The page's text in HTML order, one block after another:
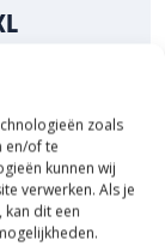
zoals
en/of te
kunnen wij
verwerken. Als je
dit een
in het